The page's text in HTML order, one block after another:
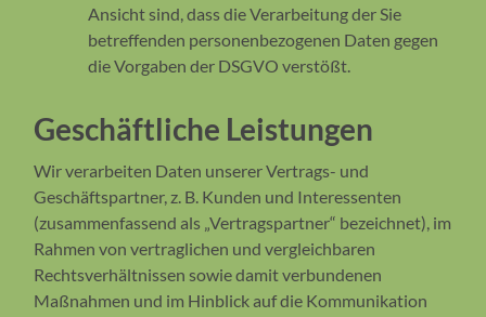
Ansicht sind, dass die Verarbeitung der Sie
betreffenden personenbezogenen Daten gegen
die Vorgaben der DSGVO verstößt.
Geschäftliche Leistungen
Wir verarbeiten Daten unserer Vertrags- und
Geschäftspartner, z. B. Kunden und Interessenten
(zusammenfassend als „Vertragspartner“ bezeichnet), im
Rahmen von vertraglichen und vergleichbaren
Rechtsverhältnissen sowie damit verbundenen
Maßnahmen und im Hinblick auf die Kommunikation